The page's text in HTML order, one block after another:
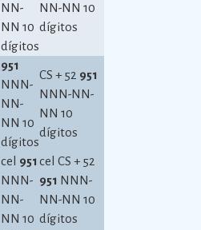
NN-
NN 10
dígitos
NN-NN 10
dígitos
951
NNN-
NN-
NN 10
dígitos
CS + 52 951
NNN-NN-
NN 10
dígitos
cel 951
NNN-
NN-
NN 10
cel CS + 52
951 NNN-
NN-NN 10
dígitos